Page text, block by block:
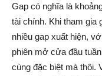
Gap có nghĩa là
tài chính. Khi tham gia
nhiều gap xuất hiện,
phiên mở cửa đầu
cùng đặc biệt mà thôi.